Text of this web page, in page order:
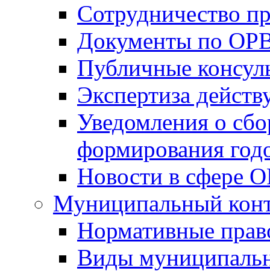
Сотрудничество
Документы по
Публичные
Экспертиза
Уведомления о
формирования
Новости в сфере
Муниципальный
Нормативные
Виды